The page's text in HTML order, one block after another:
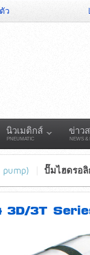
ว
นิวเมติกส์
PNEUMATIC
ข่าว
NEWS &
ปั๊มไฮดรอลิ
3D/3T